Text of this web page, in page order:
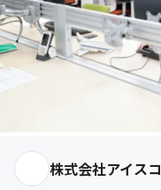
株式会社アイスコ